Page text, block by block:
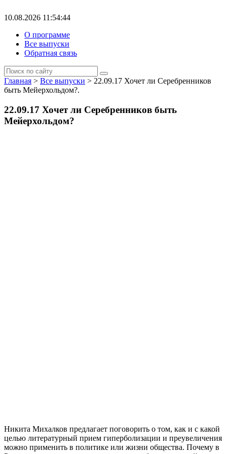
10.08.2026 11:54:44
О программе
Все выпуски
Обратная связь
Главная > Все выпуски > 22.09.17 Хочет ли Серебренников
быть Мейерхольдом?.
22.09.17 Хочет ли Серебренников быть
Мейерхольдом?
Никита Михалков предлагает поговорить о том, как и с какой
целью литературный прием гиперболизации и преувеличения
можно применить в политике или жизни общества. Почему в